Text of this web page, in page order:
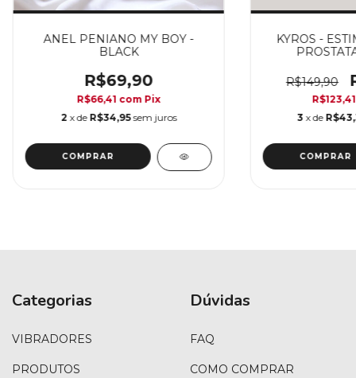
ANEL PENIANO MY BOY -
BLACK
R$69,90
R$66,41 com Pix
2 x de R$34,95 sem juros
KYROS -
R$149,90
3 x de
Categorias
VIBRADORES
PRODUTOS
Dúvidas
FAQ
COMO COMPRAR